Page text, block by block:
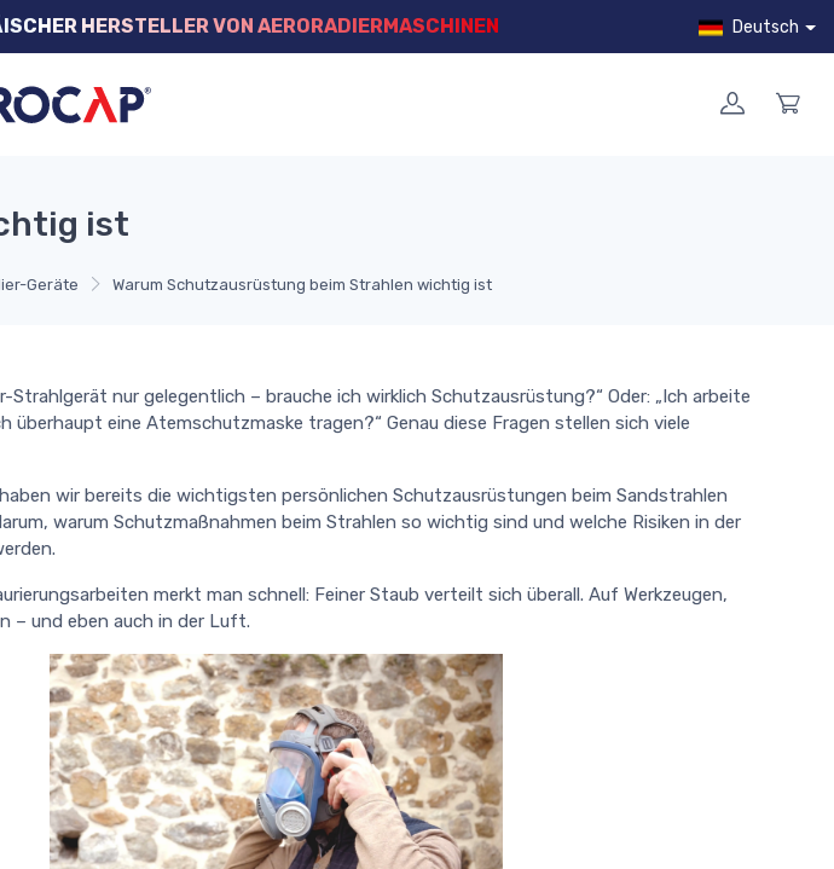
HERSTELLER VON AERORADIERMASCHINEN Deutsch
Geräte Warum Schutzausrüstung beim Strahlen wichtig ist
ist
Strahlgerät nur gelegentlich – brauche ich wirklich Schutzausrüstung?“ Oder: „Ich arbeite
überhaupt eine Atemschutzmaske tragen?“ Genau diese Fragen stellen sich viele
wir bereits die wichtigsten persönlichen Schutzausrüstungen beim Sandstrahlen
warum Schutzmaßnahmen beim Strahlen so wichtig sind und welche Risiken in der
merkt man schnell: Feiner Staub verteilt sich überall. Auf Werkzeugen,
– und eben auch in der Luft.